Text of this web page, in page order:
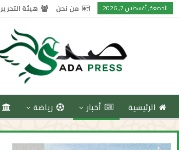
الجمعة, أغسطس 7, 2026 من نحن هيئة التحرير
الرئيسية أخبار رياضة